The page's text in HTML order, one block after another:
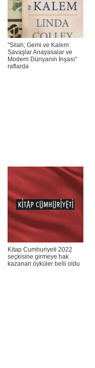
"Silah, Gemi ve Kalem:
Savaşlar Anayasalar ve
Modern Dünyanın İnşası"
raflarda
Kitap Cumhuriyeti 2022
seçkisine girmeye hak
kazanan öyküler belli oldu